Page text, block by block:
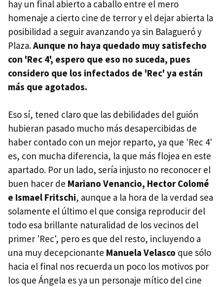
hay un final abierto a caballo entre el mero
homenaje a cierto cine de terror y el dejar abierta la
posibilidad a seguir avanzando ya sin Balagueró y
Plaza.Aunque no haya quedado muy satisfecho
con 'Rec 4', espero que eso no suceda, pues
considero que los infectados de 'Rec' ya están
más que agotados.
Eso sí, tened claro que las debilidades del guión
hubieran pasado mucho más desapercibidas de
haber contado con un mejor reparto, ya que 'Rec 4'
es, con mucha diferencia, la que más flojea en este
apartado. Por un lado, sería injusto no reconocer el
buen hacer de Mariano Venancio, Hector Colomé
e Ismael Fritschi, aunque a la hora de la verdad sea
solamente el último el que consiga reproducir del
todo esa brillante naturalidad de los vecinos del
primer 'Rec', pero es que del resto, incluyendo a
una muy decepcionante Manuela Velasco que sólo
hacia el final nos recuerda un poco los motivos por
los que Ángela es ya un personaje mítico del cine